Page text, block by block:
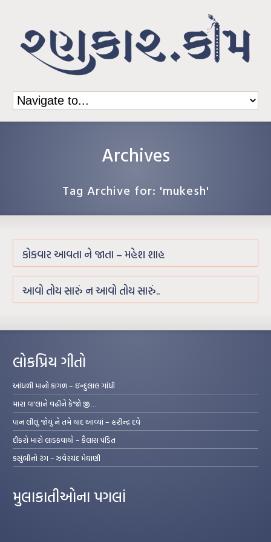
Archives
Tag Archive for: 'mukesh'
કોકવાર આવતા ને જાતા – મહેશ શાહ
આવો તોય સારું ન આવો તોય સારું..
લોકપ્રિય ગીતો
આંધળી માનો કાગળ – ઇન્દુલાલ ગાંધી
મારા વા’લાને વઢીને કે’જો જી…
પાન લીલું જોયું ને તમે યાદ આવ્યાં – હરીન્દ્ર દવે
દીકરો મારો લાડકવાયો – કૈલાસ પંડિત
કસુંબીનો રંગ – ઝવેરચંદ મેઘાણી
મુલાકાતીઓના પગલાં